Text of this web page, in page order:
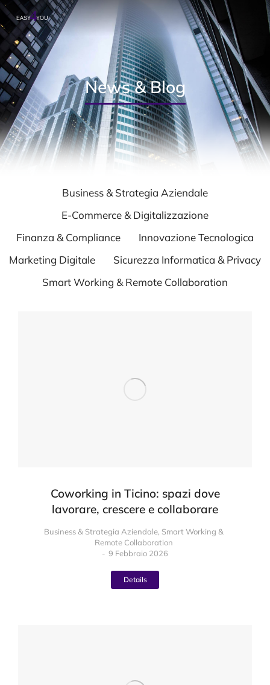
News & Blog
Business & Strategia Aziendale
E-Commerce & Digitalizzazione
Finanza & Compliance
Innovazione Tecnologica
Marketing Digitale
Sicurezza Informatica & Privacy
Smart Working & Remote Collaboration
Coworking in Ticino: spazi dove
lavorare, crescere e collaborare
Business & Strategia Aziendale, Smart Working &
Remote Collaboration
9 Febbraio 2026
Details